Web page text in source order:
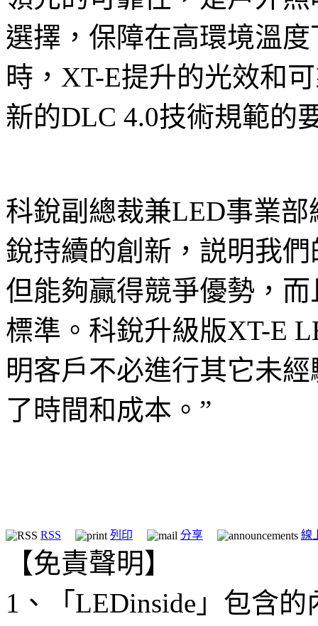
選擇，保障在高環境溫
時， XT-E提升的光效和
新的DLC 4.0技術規範的
科銳副總裁兼LED事業部
銳持續的創新，説明我
但能夠贏得競爭優勢，
標準。科銳升級版XT-E
明客戶不必進行其它未
了時間和成本。”
RSS 列印 分享 線
【免責聲明】
1、「LEDinside」包含